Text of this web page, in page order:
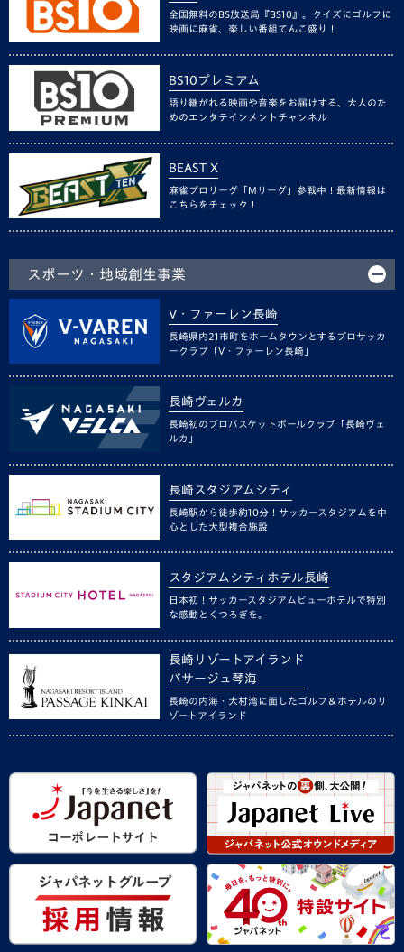
全国無料のBS放送局『BS10』。クイズにゴルフに
映画に麻雀、楽しい番組てんこ盛り！
BS10プレミアム
語り継がれる映画や音楽をお届けする、大人のた
めのエンタテインメントチャンネル
BEAST X
麻雀プロリーグ「Mリーグ」参戦中！最新情報は
こちらをチェック！
スポーツ・地域創生事業
V・ファーレン長崎
長崎県内21市町をホームタウンとするプロサッカ
ークラブ「V・ファーレン長崎」
長崎ヴェルカ
長崎初のプロバスケットボールクラブ「長崎ヴェ
ルカ」
長崎スタジアムシティ
長崎駅から徒歩約10分！サッカースタジアムを中
心とした大型複合施設
スタジアムシティホテル長崎
日本初！サッカースタジアムビューホテルで特別
な感動とくつろぎを。
長崎リゾートアイランド
パサージュ琴海
長崎の内海・大村湾に面したゴルフ＆ホテルのリ
ゾートアイランド